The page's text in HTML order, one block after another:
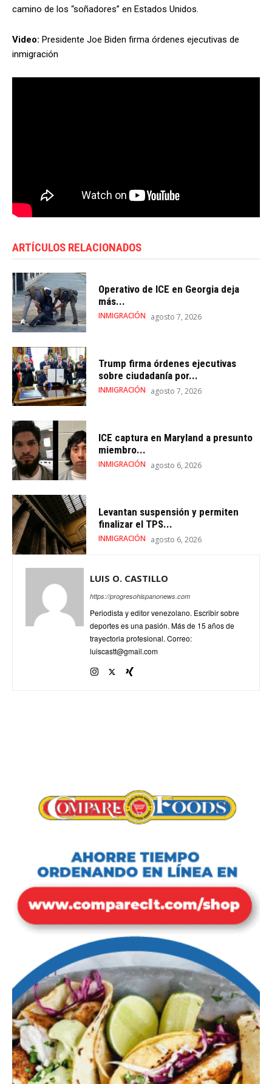
camino de los “soñadores” en Estados Unidos.
Video: Presidente Joe Biden firma órdenes ejecutivas de
inmigración
ARTÍCULOS RELACIONADOS
Operativo de ICE en Georgia deja
más...
INMIGRACIÓN agosto 7, 2026
Trump firma órdenes ejecutivas
sobre ciudadanía por...
INMIGRACIÓN agosto 7, 2026
ICE captura en Maryland a presunto
miembro...
INMIGRACIÓN agosto 6, 2026
Levantan suspensión y permiten
finalizar el TPS...
INMIGRACIÓN agosto 6, 2026
LUIS O. CASTILLO
https://progresohispanonews.com
Periodista y editor venezolano. Escribir sobre
deportes es una pasión. Más de 15 años de
trayectoria profesional. Correo:
luiscastt@gmail.com